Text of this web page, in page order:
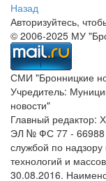
Назад
Авторизуйтесь,
© 2006-2025 МУ
СМИ "Бронницкие
Учредитель:
новости"
Главный редактор:
ЭЛ № ФС 77 - 66988
службой по
технологий и
30.08.2016.